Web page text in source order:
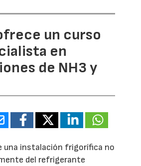
un curso
en
de NH3 y
una instalación frigorífica no
del refrigerante